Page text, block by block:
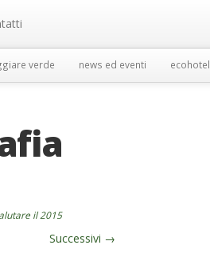
verde news ed eventi ecohotel
il 2015
Successivi →